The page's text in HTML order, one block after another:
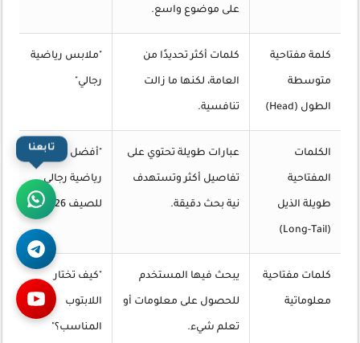
على موضوع واسع.
كلمة مفتاحية
متوسطة
الطول (Head)
كلمات أكثر تحديدًا من
العامة، لكنها ما زالت
تنافسية.
"ملابس رياضية
رجالي"
الكلمات
المفتاحية
طويلة الذيل
(Long-Tail)
عبارات طويلة تحتوي على
تفاصيل أكثر وتستهدف
نية بحث دقيقة.
"أفضل ملابس
رياضية رجالي
للصيف 2026"
كلمات مفتاحية
معلوماتية
يبحث فيها المستخدم
للحصول على معلومات أو
تعلم شيء.
"كيف تختار
اللابتوب
المناسب؟"
تابعنا